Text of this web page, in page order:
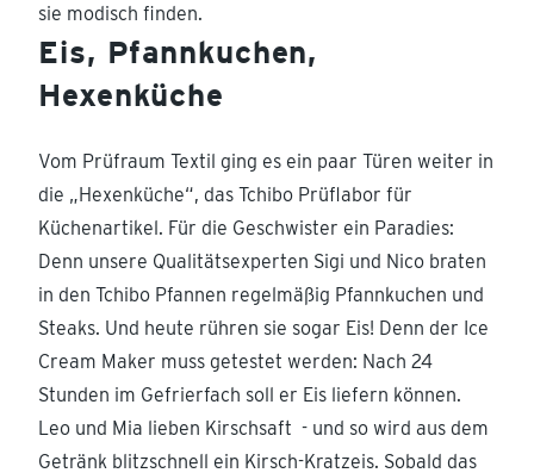
sie modisch finden.
Eis, Pfannkuchen,
Hexenküche
Vom Prüfraum Textil ging es ein paar Türen weiter in
die „Hexenküche“, das Tchibo Prüflabor für
Küchenartikel. Für die Geschwister ein Paradies:
Denn unsere Qualitätsexperten Sigi und Nico braten
in den Tchibo Pfannen regelmäßig Pfannkuchen und
Steaks. Und heute rühren sie sogar Eis! Denn der Ice
Cream Maker muss getestet werden: Nach 24
Stunden im Gefrierfach soll er Eis liefern können.
Leo und Mia lieben Kirschsaft - und so wird aus dem
Getränk blitzschnell ein Kirsch-Kratzeis. Sobald das